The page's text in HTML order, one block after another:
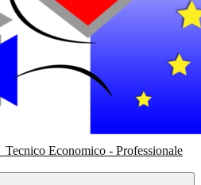
Tecnico Economico - Professionale